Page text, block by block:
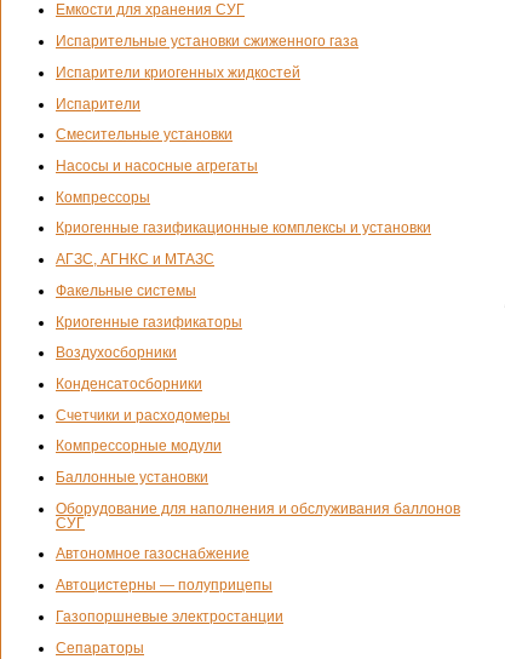
Емкости для хранения СУГ
Испарительные установки сжиженного газа
Испарители криогенных жидкостей
Испарители
Смесительные установки
Насосы и насосные агрегаты
Компрессоры
Криогенные газификационные комплексы и установки
АГЗС, АГНКС и МТАЗС
Факельные системы
Криогенные газификаторы
Воздухосборники
Конденсатосборники
Счетчики и расходомеры
Компрессорные модули
Баллонные установки
Оборудование для наполнения и обслуживания баллонов
СУГ
Автономное газоснабжение
Автоцистерны — полуприцепы
Газопоршневые электростанции
Сепараторы